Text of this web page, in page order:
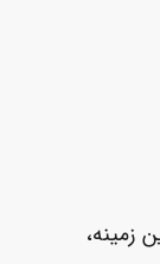
زمینه،